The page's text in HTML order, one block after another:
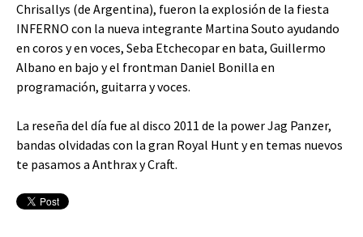
Chrisallys (de Argentina), fueron la explosión de la fiesta
INFERNO con la nueva integrante Martina Souto ayudando
en coros y en voces, Seba Etchecopar en bata, Guillermo
Albano en bajo y el frontman Daniel Bonilla en
programación, guitarra y voces.
La reseña del día fue al disco 2011 de la power Jag Panzer,
bandas olvidadas con la gran Royal Hunt y en temas nuevos
te pasamos a Anthrax y Craft.